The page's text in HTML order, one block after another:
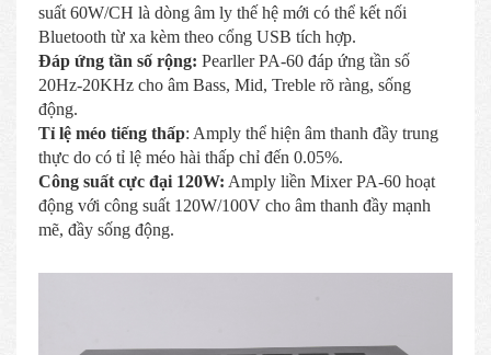
suất 60W/CH là dòng âm ly thế hệ mới có thể kết nối
Bluetooth từ xa kèm theo cổng USB tích hợp.
Đáp ứng tần số rộng: Pearller PA-60 đáp ứng tần số
20Hz-20KHz cho âm Bass, Mid, Treble rõ ràng, sống
động.
Tỉ lệ méo tiếng thấp: Amply thể hiện âm thanh đầy trung
thực do có tỉ lệ méo hài thấp chỉ đến 0.05%.
Công suất cực đại 120W: Amply liền Mixer PA-60 hoạt
động với công suất 120W/100V cho âm thanh đầy mạnh
mẽ, đầy sống động.